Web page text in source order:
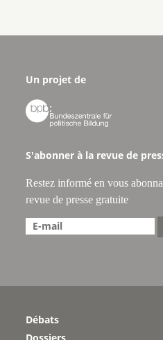
Un projet de

S'abonner à la revue de
Restez informé en vous
revue de presse gratuite
Débats